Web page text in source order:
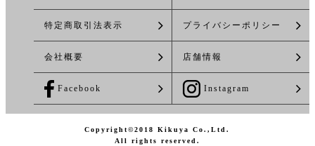
特定商取引法表示 プライバシーポリシー
会社概要 店舗情報
Facebook Instagram
Copyright©2018 Kikuya Co.,Ltd.
All rights reserved.